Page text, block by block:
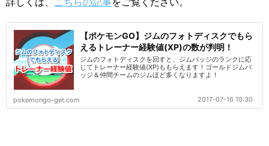
【ポケモンGO】ジムのフォトディスクでもら
えるトレーナー経験値(XP)の数が判明！
ジムのフォトディスクを回すと、ジムバッジのランクに応
じてトレーナー経験値(XP)ももらえます！ゴールドジムバ
ッジ＆仲間チームのジムほど多くなりますよ！
pokemongo-get.com 2017-07-16 10:30